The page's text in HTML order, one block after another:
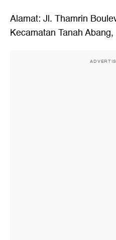
Alamat: Jl. Thamrin
Kecamatan Tanah